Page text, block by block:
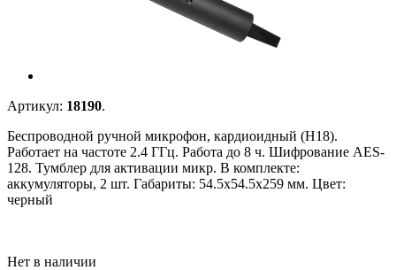
Артикул: 18190.
Беспроводной ручной микрофон, кардиоидный (H18).
Работает на частоте 2.4 ГГц. Работа до 8 ч. Шифрование AES-
128. Тумблер для активации микр. В комплекте:
аккумуляторы, 2 шт. Габариты: 54.5х54.5x259 мм. Цвет:
черный
Нет в наличии